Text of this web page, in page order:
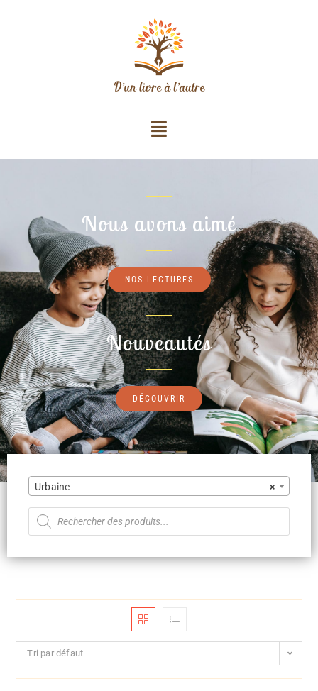
Nous avons aimé
NOS LECTURES
Nouveautés
DÉCOUVRIR
×
Urbaine
Tri par défaut